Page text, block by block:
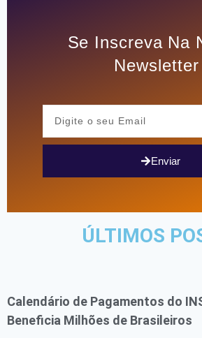
Se Inscreva Na
Newsletter
Enviar
ÚLTIMOS
Calendário de Pagamentos do
Beneficia Milhões de Brasileiros